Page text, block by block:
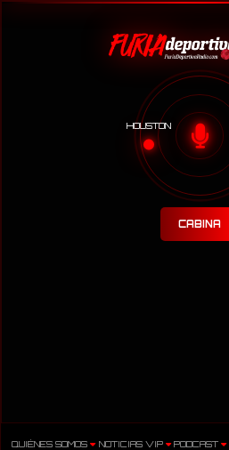
HOUSTON
CABINA
QUIÉNES SOMOS NOTICIAS VIP PODCAST